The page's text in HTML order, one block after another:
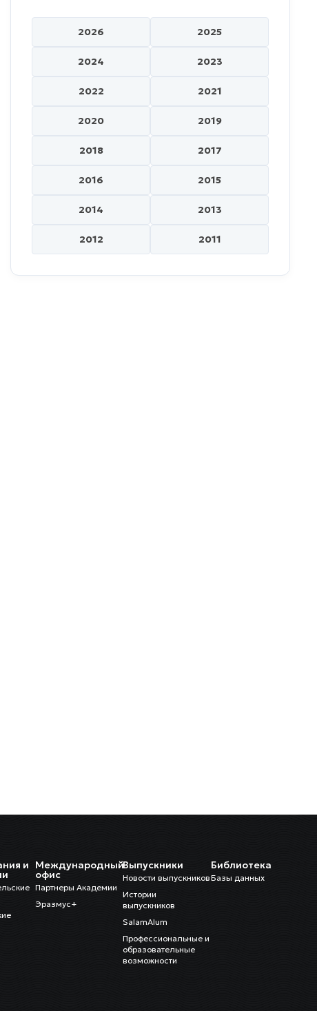
2026 2025
2024 2023
2022 2021
2020 2019
2018 2017
2016 2015
2014 2013
2012 2011
и Международный
офис
Партнеры Академии
Эразмус+
Выпускники
Новости выпускников
Истории
выпускников
SalamAlum
Профессиональные и
образовательные
возможности
Библиотека
Базы данных